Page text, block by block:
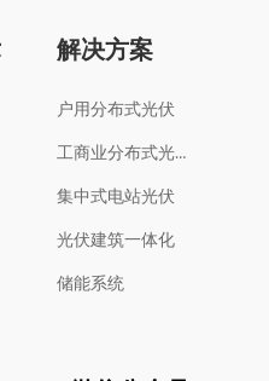
解决方案
户用分布式光伏
工商业分布式光伏
集中式电站光伏
光伏建筑一体化
储能系统